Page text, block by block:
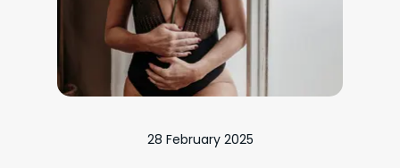
28 February 2025